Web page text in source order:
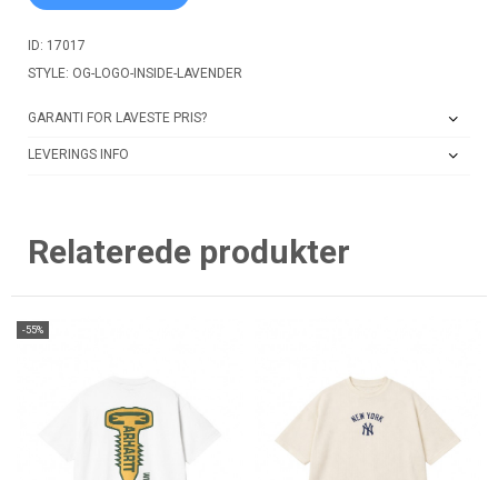
ID: 17017
STYLE: OG-LOGO-INSIDE-LAVENDER
GARANTI FOR LAVESTE PRIS?
LEVERINGS INFO
Relaterede produkter
-55%